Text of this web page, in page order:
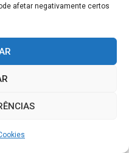
afetar negativamente certos